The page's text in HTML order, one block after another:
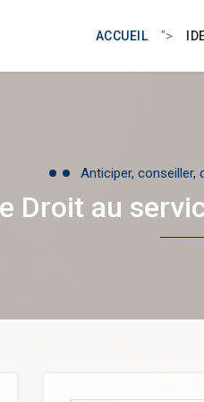
ACCUEIL ">
Anticiper, conseiller,
Droit au